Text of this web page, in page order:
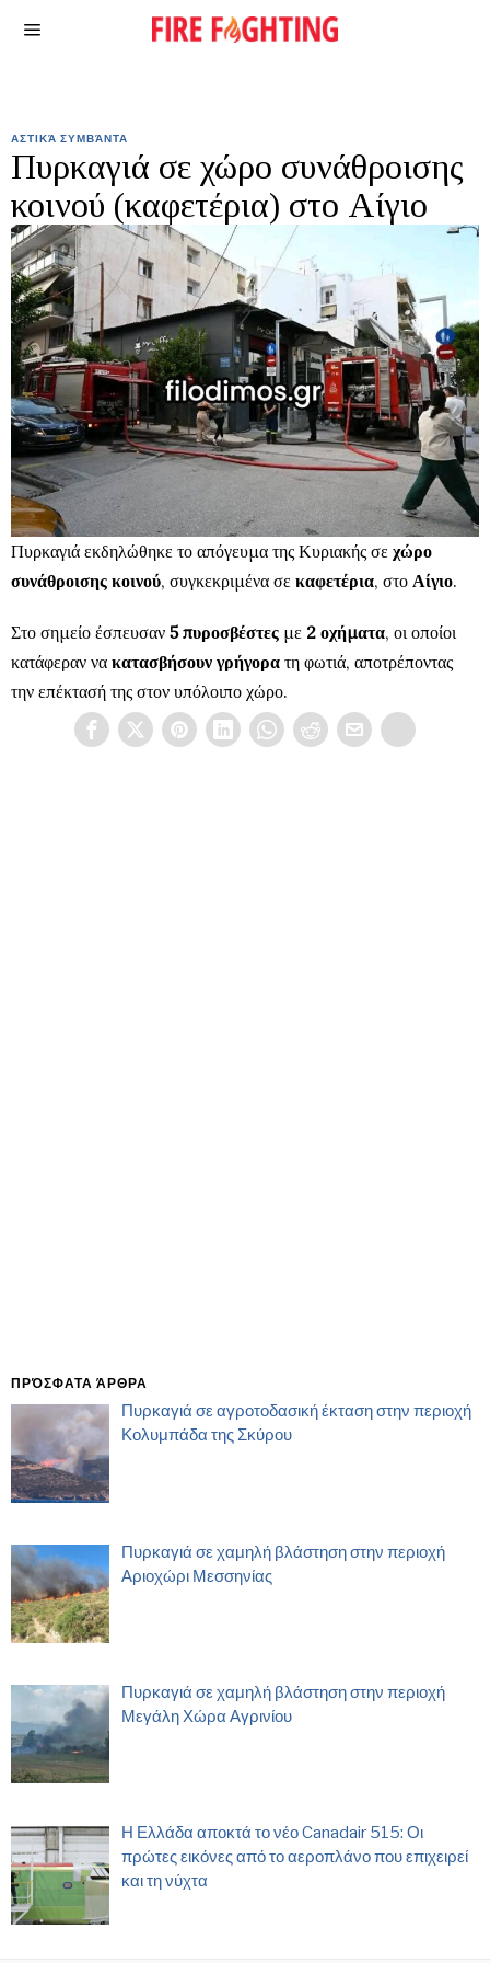
ΑΣΤΙΚΆ ΣΥΜΒΆΝΤΑ
Πυρκαγιά σε χώρο συνάθροισης
κοινού (καφετέρια) στο Αίγιο
Πυρκαγιά εκδηλώθηκε το απόγευμα της Κυριακής σε χώρο
συνάθροισης κοινού, συγκεκριμένα σε καφετέρια, στο Αίγιο.
Στο σημείο έσπευσαν 5 πυροσβέστες με 2 οχήματα, οι οποίοι
κατάφεραν να κατασβήσουν γρήγορα τη φωτιά, αποτρέποντας
την επέκτασή της στον υπόλοιπο χώρο.
ΠΡΌΣΦΑΤΑ ΆΡΘΡΑ
Πυρκαγιά σε αγροτοδασική έκταση στην περιοχή
Κολυμπάδα της Σκύρου
Πυρκαγιά σε χαμηλή βλάστηση στην περιοχή
Αριοχώρι Μεσσηνίας
Πυρκαγιά σε χαμηλή βλάστηση στην περιοχή
Μεγάλη Χώρα Αγρινίου
Η Ελλάδα αποκτά το νέο Canadair 515: Οι
πρώτες εικόνες από το αεροπλάνο που επιχειρεί
και τη νύχτα